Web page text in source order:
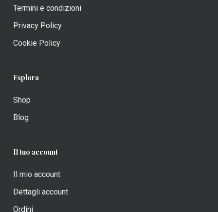
Termini e condizioni
Privacy Policy
Cookie Policy
Esplora
Shop
Blog
Il tuo account
Il mio account
Dettagli account
Ordini